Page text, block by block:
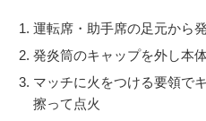
運転席・助手席の足元から
発炎筒のキャップを外し本
マッチに火をつける要領で
擦って点火